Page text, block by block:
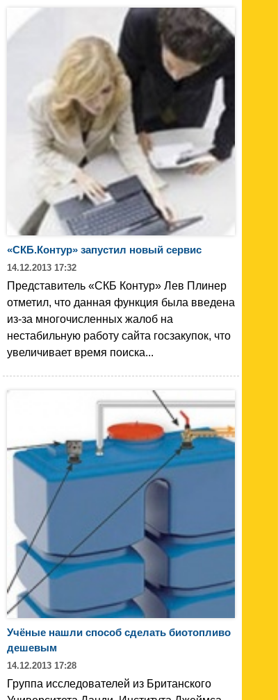
«СКБ.Контур» запустил новый сервис
14.12.2013 17:32
Представитель «СКБ Контур» Лев Плинер
отметил, что данная функция была введена
из-за многочисленных жалоб на
нестабильную работу сайта госзакупок, что
увеличивает время поиска...
Учёные нашли способ сделать биотопливо
дешевым
14.12.2013 17:28
Группа исследователей из Британского